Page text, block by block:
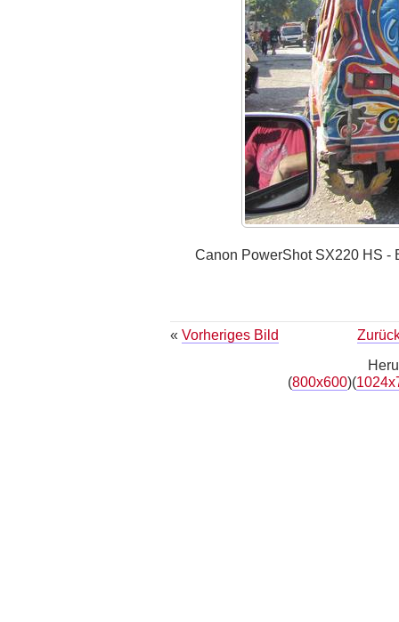
Canon PowerShot SX220 HS -
« Vorheriges Bild
(800x600)(